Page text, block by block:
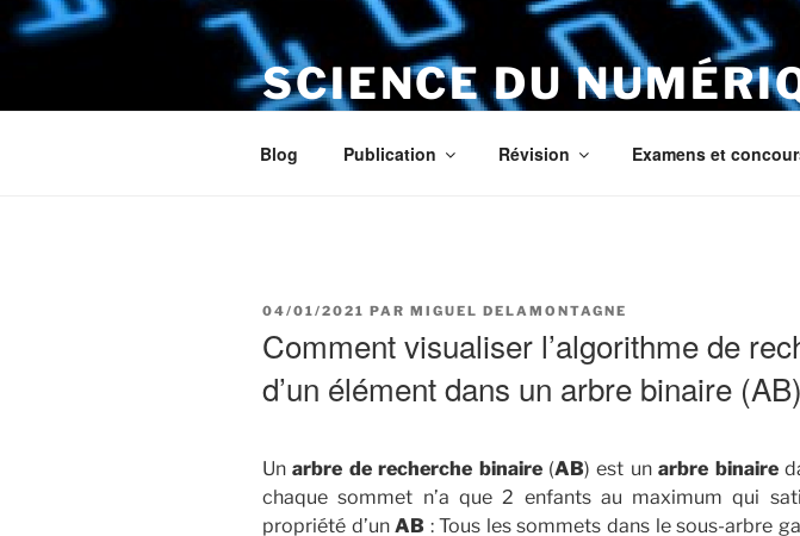
Aller
au
SCIENCE DU
Blog Publication Révision Examens et
PUBLIÉ
04/01/2021 PAR MIGUEL DELAMONTAGNE
Comment visualiser l’algorithme de
d’un élément dans un arbre binaire
Unarbre de recherche binaire(AB) est unarbre binaire
chaque sommet n’a que 2 enfants au maximum qui
propriété d’unAB : Tous les sommets dans le sous-arbre